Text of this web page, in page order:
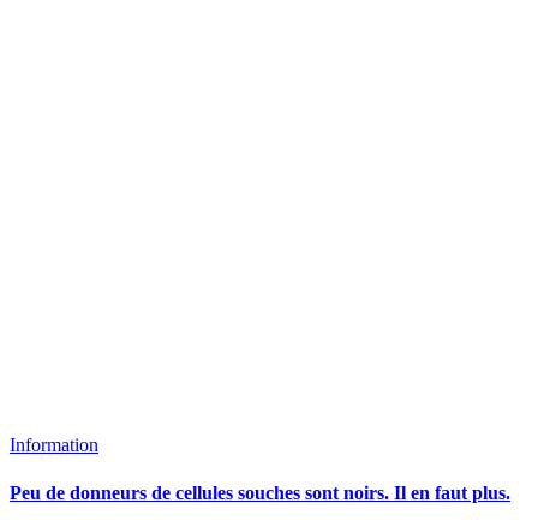
Information
Peu de donneurs de cellules souches sont noirs. Il en faut plus.